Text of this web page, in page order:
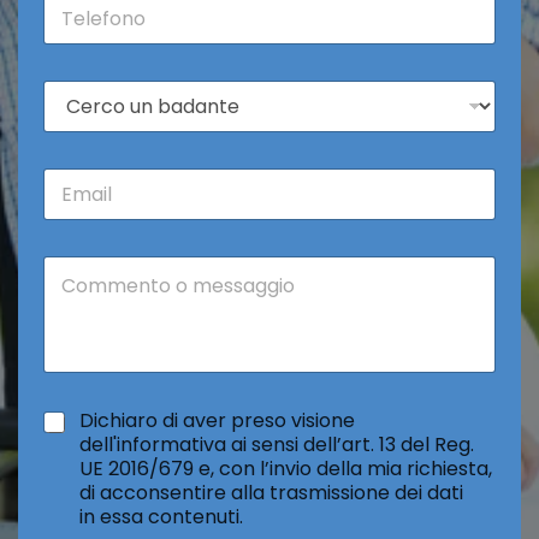
l
n
o
C
s
r
c
E
a
C
n
o
*
Dichiaro di aver preso visione
dell'informativa ai sensi dell’art. 13 del Reg.
UE 2016/679 e, con l’invio della mia richiesta,
di acconsentire alla trasmissione dei dati
in essa contenuti.